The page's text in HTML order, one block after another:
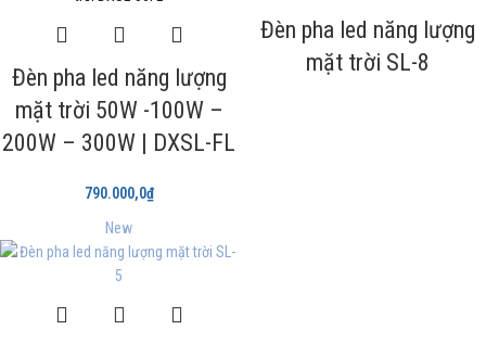
Đèn pha led năng lượng
mặt trời 50W -100W –
200W – 300W | DXSL-FL
790.000,0₫
Đèn pha led năng lượng
mặt trời SL-8
New